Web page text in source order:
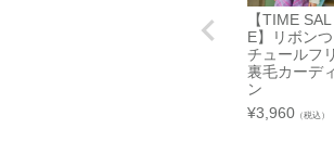
伸縮性
手触り
生地厚さ
裏地
【TIME SAL
E】リボンつ
チュールフ
裏毛カーデ
ン
¥3,960 （税込）